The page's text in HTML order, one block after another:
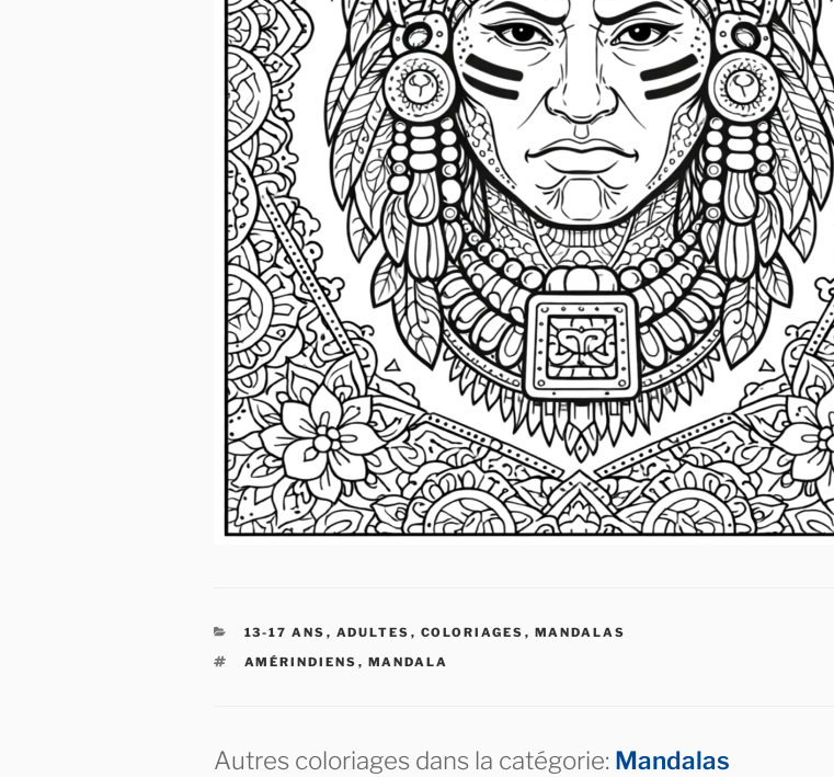
CATÉGORIES
13-17 ANS , ADULTES , COLORIAGES , MANDALAS
ÉTIQUETTES
AMÉRINDIENS , MANDALA
Autres coloriages dans la catégorie: Mandalas